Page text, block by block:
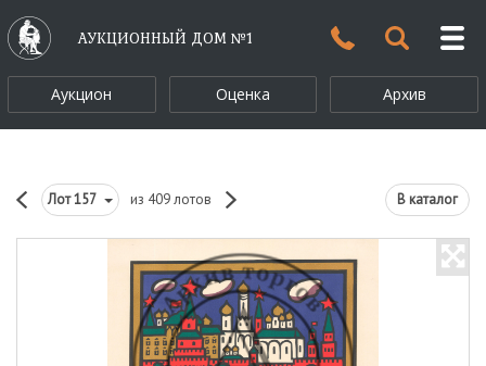
АУКЦИОННЫЙ ДОМ №1
Аукцион Оценка Архив
Лот157 из 409 лотов В каталог